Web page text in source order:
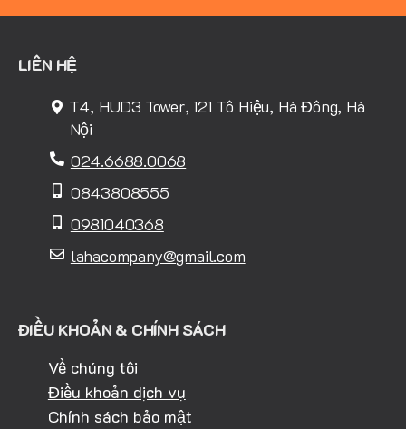
LIÊN HỆ
T4, HUD3 Tower, 121 Tô Hiệu, Hà Đông, Hà
Nội
024.6688.0068
0843808555
0981040368
lahacompany@gmail.com
ĐIỀU KHOẢN & CHÍNH SÁCH
Về chúng tôi
Điều khoản dịch vụ
Chính sách bảo mật